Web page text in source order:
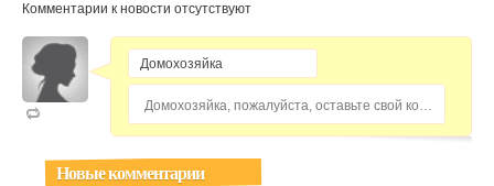
Комментарии к новости отсутствуют
Домохозяйка, пожалуйста, оставьте свой комментарий...
Новые комментарии